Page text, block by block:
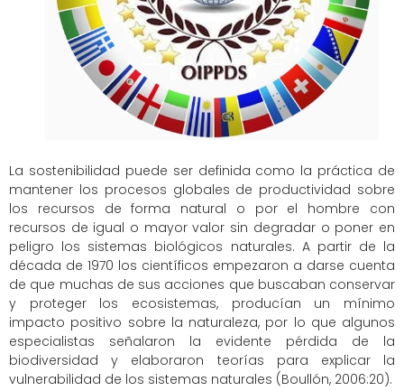
La sostenibilidad puede ser definida como la práctica de
mantener los procesos globales de productividad sobre
los recursos de forma natural o por el hombre con
recursos de igual o mayor valor sin degradar o poner en
peligro los sistemas biológicos naturales. A partir de la
década de 1970 los científicos empezaron a darse cuenta
de que muchas de sus acciones que buscaban conservar
y proteger los ecosistemas, producían un mínimo
impacto positivo sobre la naturaleza, por lo que algunos
especialistas señalaron la evidente pérdida de la
biodiversidad y elaboraron teorías para explicar la
vulnerabilidad de los sistemas naturales (Boullón, 2006:20).